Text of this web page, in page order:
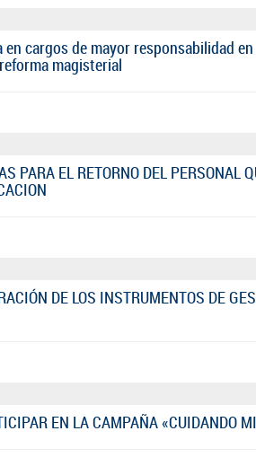
cargos de mayor responsabilidad
magisterial
PARA EL RETORNO DEL PERSONAL
DE LOS INSTRUMENTOS DE
EN LA CAMPAÑA «CUIDANDO